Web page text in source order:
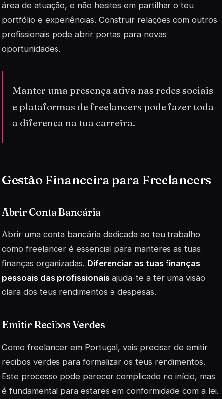
área de atuação, e não hesites em partilhar o teu
portfólio e experiências. Construir relações com outros
profissionais pode abrir portas para novas
oportunidades.
Manter uma presença ativa nas redes sociais
e plataformas de freelancers pode fazer toda
a diferença na tua carreira.
Gestão Financeira para Freelancers
Abrir Conta Bancária
Abrir uma conta bancária dedicada ao teu trabalho
como freelancer é essencial para manteres as tuas
finanças organizadas. Diferenciar as tuas finanças
pessoais das profissionais ajuda-te a ter uma visão
clara dos teus rendimentos e despesas.
Emitir Recibos Verdes
Como freelancer em Portugal, vais precisar de emitir
recibos verdes para formalizar os teus rendimentos.
Este processo pode parecer complicado no início, mas
é fundamental para estares em conformidade com a lei.